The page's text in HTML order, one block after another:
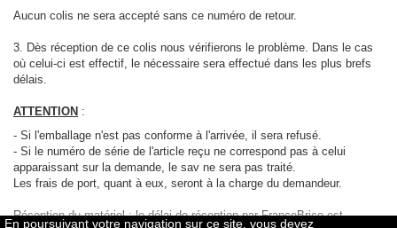
Aucun colis ne sera accepté sans ce numéro de retour.
3. Dès réception de ce colis nous vérifierons le problème. Dans le cas
où celui-ci est effectif, le nécessaire sera effectué dans les plus brefs
délais.
ATTENTION :
- Si l'emballage n'est pas conforme à l'arrivée, il sera refusé.
- Si le numéro de série de l'article reçu ne correspond pas à celui
apparaissant sur la demande, le sav ne sera pas traité.
Les frais de port, quant à eux, seront à la charge du demandeur.
Réception du matériel : le délai de réception par FranceBrico est
En poursuivant votre navigation sur ce site, vous devez